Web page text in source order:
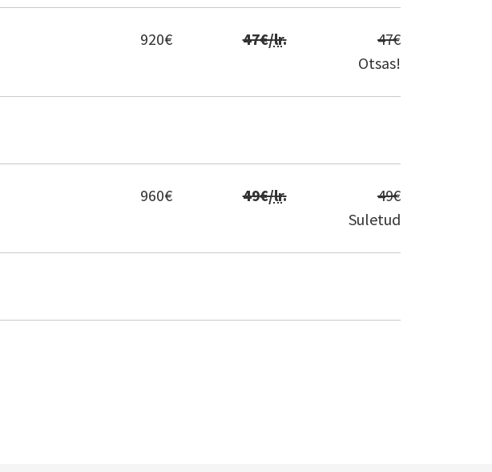
47€
Otsas!
47€/lr.
920€
49€
Suletud
49€/lr.
960€